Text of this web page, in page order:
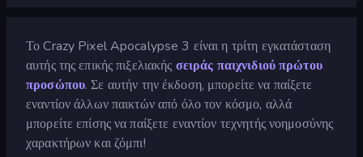
Το Crazy Pixel Apocalypse 3 είναι η τρίτη εγκατάσταση
αυτής της επικής πιξελιακής σειράς παιχνιδιού πρώτου
προσώπου. Σε αυτήν την έκδοση, μπορείτε να παίξετε
εναντίον άλλων παικτών από όλο τον κόσμο, αλλά
μπορείτε επίσης να παίξετε εναντίον τεχνητής νοημοσύνης
χαρακτήρων και ζόμπι!